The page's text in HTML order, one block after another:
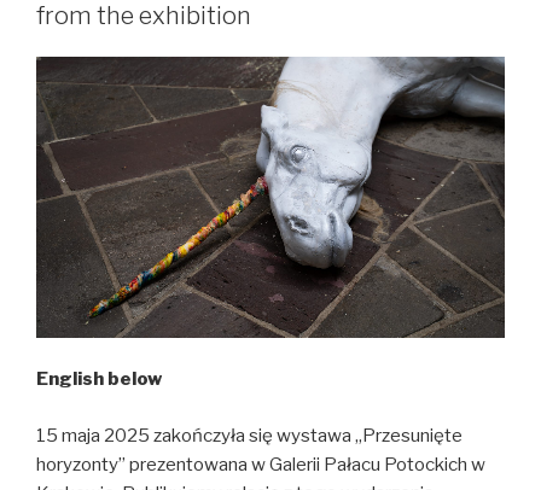
Documentation
of
Erik
Sikora’s
performance
at
Cricoteka
from the exhibition
English below
15 maja 2025 zakończyła się wystawa „Przesunięte
horyzonty” prezentowana w Galerii Pałacu Potockich w